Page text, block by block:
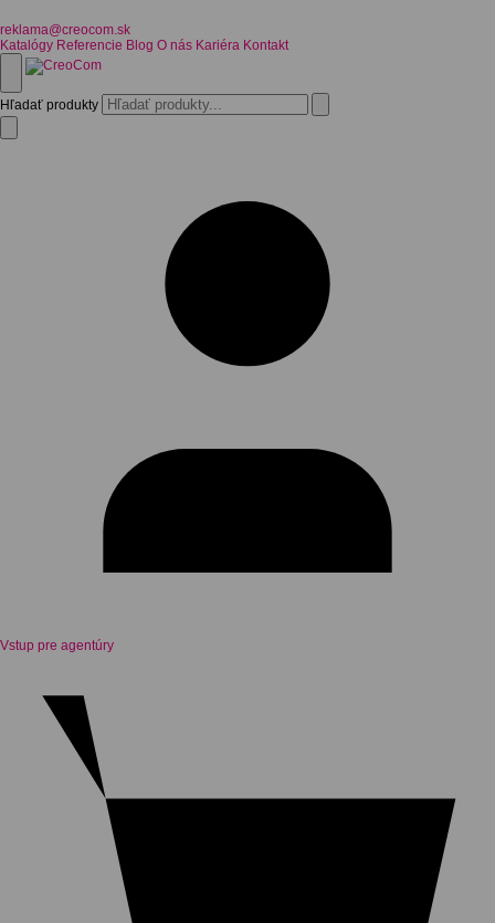
reklama@creocom.sk
Katalógy Referencie Blog O nás Kariéra Kontakt
Hľadať produkty
Vstup pre agentúry